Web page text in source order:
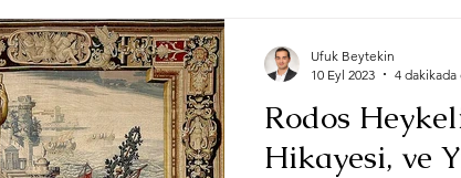
Rodos
Hikayesi, ve
Ufuk Beytekin
10 Eyl 2023
4